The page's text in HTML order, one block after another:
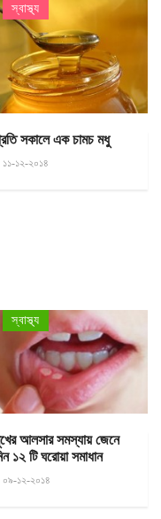
স্বাস্থ্য
সকালে এক চামচ মধু
১১-১২-২০১৪
স্বাস্থ্য
আলসার সমস্যায় জেনে
১২ টি ঘরোয়া সমাধান
০৯-১২-২০১৪